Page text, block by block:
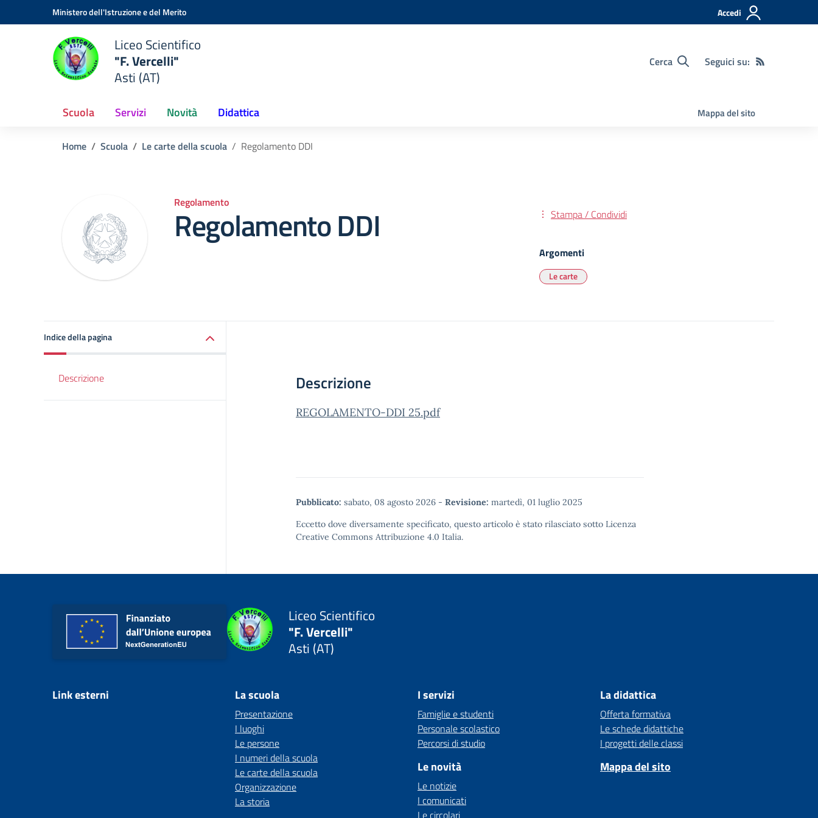
Vai ai contenuti
Vai al menu di navigazioneMinistero dell'Istruzione e del Merito Accedi
Liceo Scientifico
"F. Vercelli"
Asti (AT)
Cerca Seguici su:
Scuola Servizi Novità Didattica Mappa del sito
Home Scuola Le carte della scuola Regolamento DDI
Regolamento
Regolamento DDI Stampa / Condividi
Argomenti
Le carte
Indice della pagina
Descrizione Descrizione
REGOLAMENTO-DDI 25.pdf
Pubblicato: sabato, 08 agosto 2026 - Revisione: martedì, 01 luglio 2025
Eccetto dove diversamente specificato, questo articolo è stato rilasciato sotto Licenza
Creative Commons Attribuzione 4.0 Italia.
Liceo Scientifico
"F. Vercelli"
Asti (AT)
Link esterni La scuola
Presentazione
I luoghi
Le persone
I numeri della scuola
Le carte della scuola
Organizzazione
La storia
I servizi
Famiglie e studenti
Personale scolastico
Percorsi di studio
Le novità
Le notizie
I comunicati
Le circolari
La didattica
Offerta formativa
Le schede didattiche
I progetti delle classi
Mappa del sito